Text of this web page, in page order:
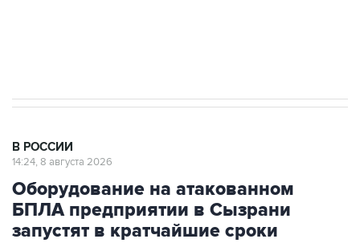
В РОССИИ
14:24, 8 августа 2026
Оборудование на атакованном
БПЛА предприятии в Сызрани
запустят в кратчайшие сроки